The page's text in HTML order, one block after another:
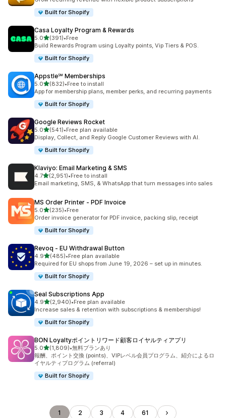
Built for Shopify
Casa Loyalty Program & Rewards
5.05つ星中
(391)
合計レビュー数：391件
•Free
Build Rewards Program using Loyalty points, Vip Tiers & POS.
Built for Shopify
Appstle℠ Memberships
5.05つ星中
(832)
合計レビュー数：832件
•Free to install
App for membership plans, member perks, and recurring payments
Built for Shopify
Google Reviews Rocket
5.05つ星中
(541)
合計レビュー数：541件
•Free plan available
Display, Collect, and Reply Google Customer Reviews with AI.
Built for Shopify
Klaviyo: Email Marketing & SMS
4.75つ星中
(2,951)
合計レビュー数：2951件
•Free to install
Email marketing, SMS, & WhatsApp that turn messages into sales
MS Order Printer ‑ PDF Invoice
5.05つ星中
(235)
合計レビュー数：235件
•Free
Order invoice generator for PDF invoice, packing slip, receipt
Built for Shopify
Revoq ‑ EU Withdrawal Button
4.95つ星中
(485)
合計レビュー数：485件
•Free plan available
Required for EU shops from June 19, 2026 – set up in minutes.
Built for Shopify
Seal Subscriptions App
4.95つ星中
(2,940)
合計レビュー数：2940件
•Free plan available
Increase sales & retention with subscriptions & memberships!
Built for Shopify
BON Loyaltyポイントリワード顧客ロイヤルティアプリ
5.05つ星中
(1,809)
合計レビュー数：1809件
•無料プランあり
報酬、ポイント交換 (points)、VIPレベル会員プログラム、紹介によるロ
イヤルティプログラム (referral)
Built for Shopify
1 2 3 4 61